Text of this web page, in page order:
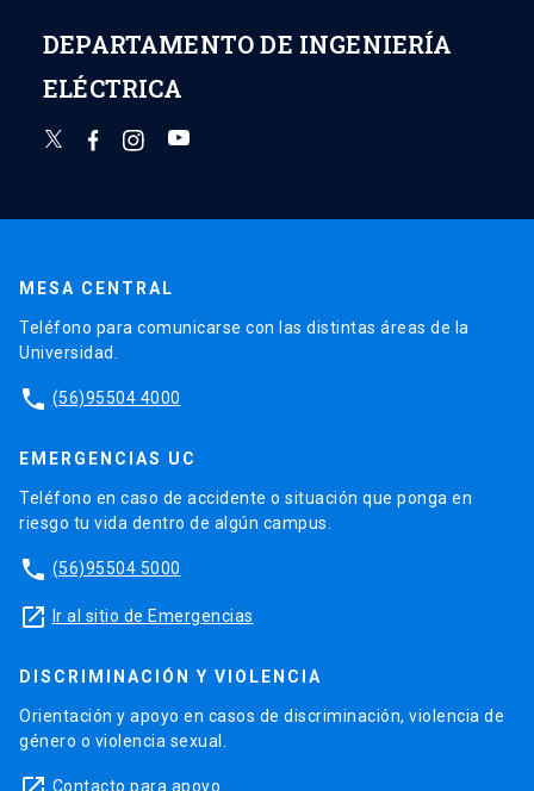
DEPARTAMENTO DE INGENIERÍA
ELÉCTRICA
MESA CENTRAL
Teléfono para comunicarse con las distintas áreas de la
Universidad.
phone (56)95504 4000
EMERGENCIAS UC
Teléfono en caso de accidente o situación que ponga en
riesgo tu vida dentro de algún campus.
phone (56)95504 5000
launch Ir al sitio de Emergencias
DISCRIMINACIÓN Y VIOLENCIA
Orientación y apoyo en casos de discriminación, violencia de
género o violencia sexual.
Contacto para apoyo